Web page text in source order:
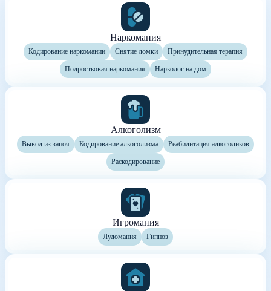
Наркомания
Кодирование наркомании Снятие ломки Принудительная терапия
Подростковая наркомания Нарколог на дом
Алкоголизм
Вывод из запоя Кодирование алкоголизма Реабилитация алкоголиков
Раскодирование
Игромания
Лудомания Гипноз